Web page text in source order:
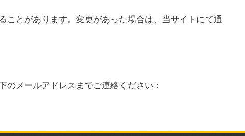
ことがあります。変更があった場合は、当サイトにて通
メールアドレスまでご連絡ください：